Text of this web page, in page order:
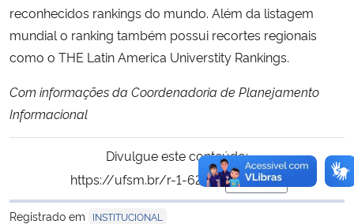
reconhecidos rankings do mundo. Além da listagem
mundial o ranking também possui recortes regionais
como o THE Latin America Universtity Rankings.
Com informações da Coordenadoria de Planejamento
Informacional
Divulgue este conteúdo:
https://ufsm.br/r-1-62851
Copiar
para área de
Registrado em
INSTITUCIONAL